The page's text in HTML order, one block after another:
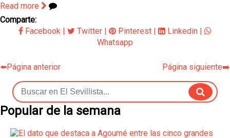
Read more
Comparte:
Facebook
Twitter Pinterest Linkedin
Whatsapp
⬅️Página anterior Página siguiente➡️
Popular de la semana